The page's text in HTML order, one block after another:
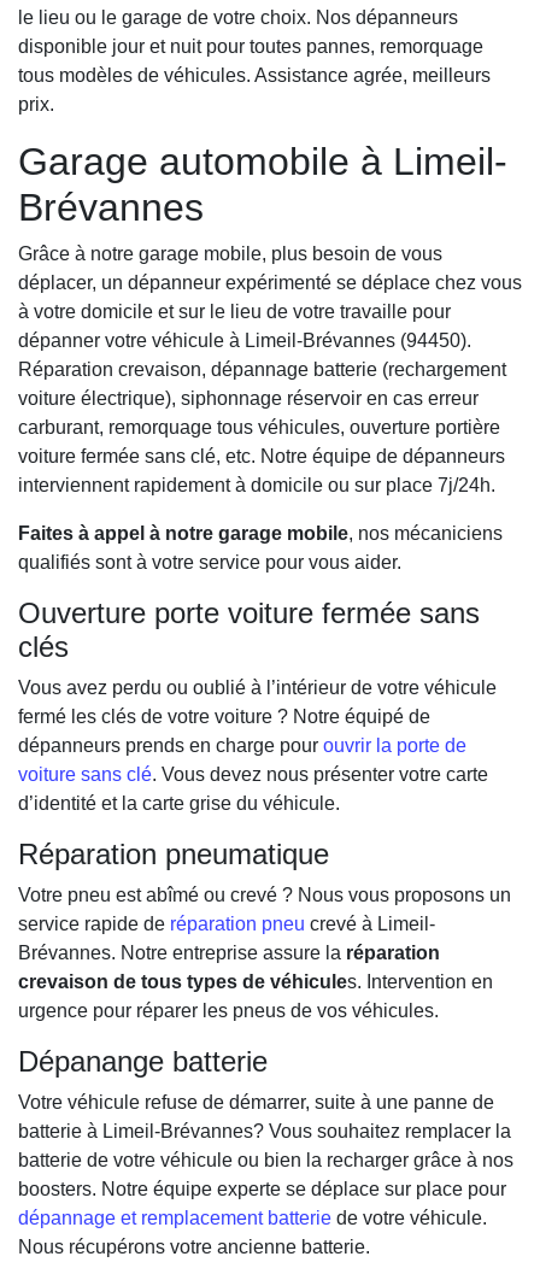
le lieu ou le garage de votre choix. Nos dépanneurs
disponible jour et nuit pour toutes pannes, remorquage
tous modèles de véhicules. Assistance agrée, meilleurs
prix.
Garage automobile à Limeil-
Brévannes
Grâce à notre garage mobile, plus besoin de vous
déplacer, un dépanneur expérimenté se déplace chez vous
à votre domicile et sur le lieu de votre travaille pour
dépanner votre véhicule à Limeil-Brévannes (94450).
Réparation crevaison, dépannage batterie (rechargement
voiture électrique), siphonnage réservoir en cas erreur
carburant, remorquage tous véhicules, ouverture portière
voiture fermée sans clé, etc. Notre équipe de dépanneurs
interviennent rapidement à domicile ou sur place 7j/24h.
Faites à appel à notre garage mobile, nos mécaniciens
qualifiés sont à votre service pour vous aider.
Ouverture porte voiture fermée sans
clés
Vous avez perdu ou oublié à l’intérieur de votre véhicule
fermé les clés de votre voiture ? Notre équipé de
dépanneurs prends en charge pour ouvrir la porte de
voiture sans clé. Vous devez nous présenter votre carte
d’identité et la carte grise du véhicule.
Réparation pneumatique
Votre pneu est abîmé ou crevé ? Nous vous proposons un
service rapide de réparation pneu crevé à Limeil-
Brévannes. Notre entreprise assure la réparation
crevaison de tous types de véhicules. Intervention en
urgence pour réparer les pneus de vos véhicules.
Dépanange batterie
Votre véhicule refuse de démarrer, suite à une panne de
batterie à Limeil-Brévannes? Vous souhaitez remplacer la
batterie de votre véhicule ou bien la recharger grâce à nos
boosters. Notre équipe experte se déplace sur place pour
dépannage et remplacement batterie de votre véhicule.
Nous récupérons votre ancienne batterie.